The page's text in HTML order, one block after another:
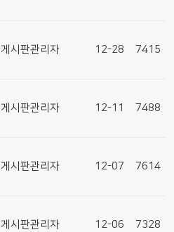
게시판관리자 12-28 7415
게시판관리자 12-11 7488
게시판관리자 12-07 7614
게시판관리자 12-06 7328